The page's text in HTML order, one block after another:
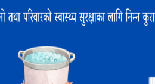
परियोजनामार्फत गरिव
जिल्लाको सबैभन्दा दुर्गम पुथा
भौतिक सामाग्रीहरु सहयोग